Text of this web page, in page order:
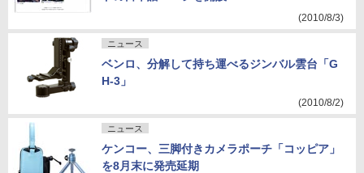
(2010/8/3)
ニュース
ベンロ、分解して持ち運べるジンバル雲台「G
H-3」
(2010/8/2)
ニュース
ケンコー、三脚付きカメラポーチ「コッピア」
を8月末に発売延期